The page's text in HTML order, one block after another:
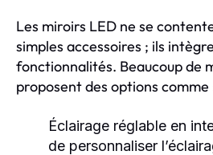
Les miroirs LED ne se
simples accessoires ; ils
fonctionnalités. Beaucoup de
proposent des options comme
Éclairage réglable en
de personnaliser